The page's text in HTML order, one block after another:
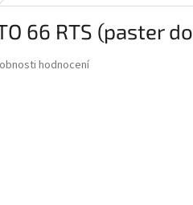
66 RTS (paster do
hodnocení